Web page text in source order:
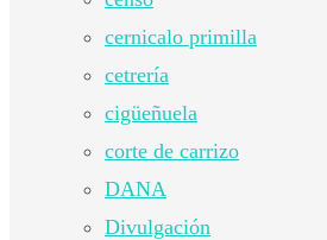
cernicalo primilla
cetrería
cigüeñuela
corte de carrizo
DANA
Divulgación